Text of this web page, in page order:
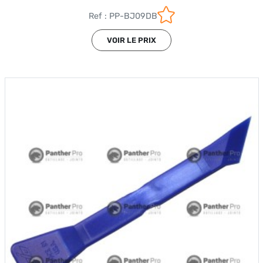
Ref : PP-BJ09DB
VOIR LE PRIX